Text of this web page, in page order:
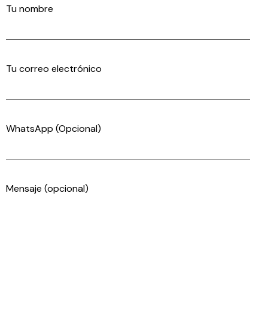
Tu nombre
Tu correo electrónico
WhatsApp (Opcional)
Mensaje (opcional)